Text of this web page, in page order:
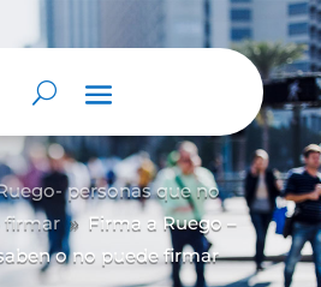
personas que no
firmar 9
Firma a Ruego –
o no puede firmar